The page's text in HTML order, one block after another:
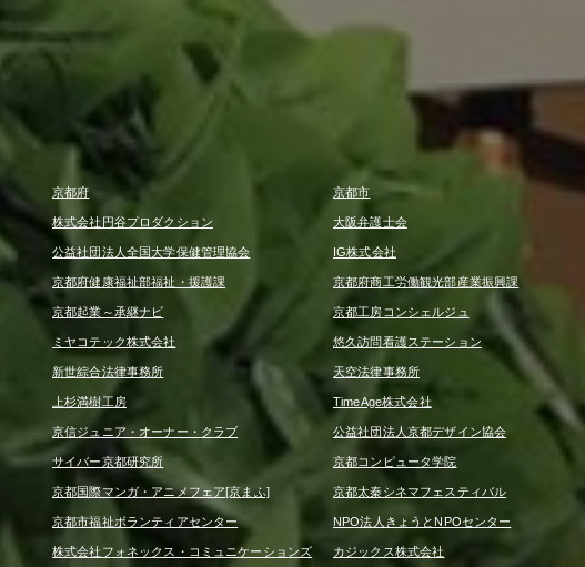
京都府 京都市
株式会社円谷プロダクション 大阪弁護士会
公益社団法人全国大学保健管理協会 IG株式会社
京都府健康福祉部福祉・援護課 京都府商工労働観光部産業振興課
京都起業～承継ナビ 京都工房コンシェルジュ
ミヤコテック株式会社 悠久訪問看護ステーション
新世綜合法律事務所 天空法律事務所
上杉満樹工房 TimeAge株式会社
京信ジュニア・オーナー・クラブ 公益社団法人京都デザイン協会
サイバー京都研究所 京都コンピュータ学院
京都国際マンガ・アニメフェア[京まふ] 京都太秦シネマフェスティバル
京都市福祉ボランティアセンター NPO法人きょうとNPOセンター
株式会社フォネックス・コミュニケーションズ カジックス株式会社